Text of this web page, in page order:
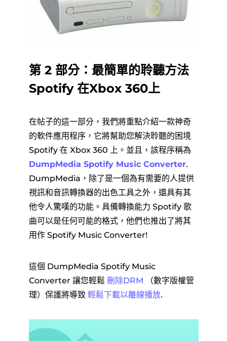
第 2 部分：最簡單的聆聽方法
Spotify 在Xbox 360上
在帖子的這一部分，我們將重點介紹一款神奇
的軟件應用程序，它將幫助您解決聆聽的困境
Spotify 在 Xbox 360 上。並且，該程序稱為
DumpMedia Spotify Music Converter.
DumpMedia，除了是一個為有需要的人提供
視訊和音訊轉換器的出色工具之外，還具有其
他令人驚嘆的功能。具備轉換能力 Spotify 歌
曲可以是任何可能的格式，他們也推出了將其
用作 Spotify Music Converter!
這個 DumpMedia Spotify Music
Converter 讓您輕鬆 刪除DRM （數字版權管
理）保護將導致 輕鬆下載以離線播放.